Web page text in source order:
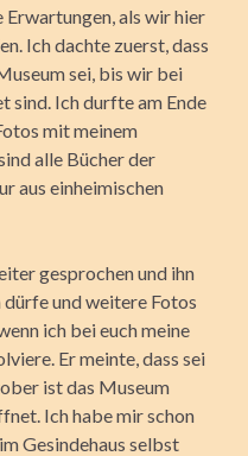
Erwartungen, als wir hier
Ich dachte zuerst, dass
sei, bis wir bei
sind. Ich durfte am Ende
mit meinem
alle Bücher der
aus einheimischen
gesprochen und ihn
und weitere Fotos
ich bei euch meine
Er meinte, dass sei
ist das Museum
Ich habe mir schon
Gesindehaus selbst